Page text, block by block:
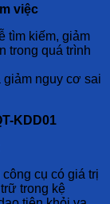
việc
tìm kiếm, giảm
trong quá trình
giảm nguy cơ sai
KDD01
công cụ có giá trị
trong kệ